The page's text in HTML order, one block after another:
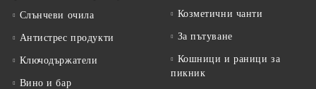
Слънчеви очила
Антистрес продукти
Ключодържатели
Вино и бар
Козметични чанти
За пътуване
Кошници и раници за
пикник